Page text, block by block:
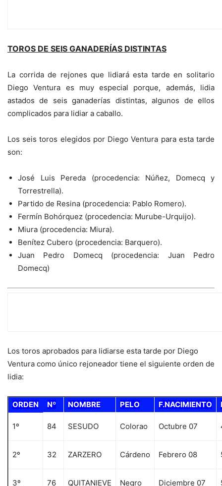
TOROS DE SEIS GANADERÍAS DISTINTAS
La corrida de rejones que lidiará esta tarde en solitario
Diego Ventura es muy especial porque, además, lidia
astados de seis ganaderías distintas, algunos de ellos
complicados para lidiar a caballo.
Los seis toros elegidos por Diego Ventura para esta tarde
son:
José Luis Pereda (procedencia: Núñez, Domecq y
Torrestrella).
Partido de Resina (procedencia: Pablo Romero).
Fermín Bohórquez (procedencia: Murube-Urquijo).
Miura (procedencia: Miura).
Benítez Cubero (procedencia: Barquero).
Juan Pedro Domecq (procedencia: Juan Pedro
Domecq)
Los toros aprobados para lidiarse esta tarde por Diego
Ventura como único rejoneador tiene el siguiente orden de
lidia:
ORDEN Nº NOMBRE PELO F.NACIMIENTO
1º 84 SESUDO Colorao Octubre 07
2º 32 ZARZERO Cárdeno Febrero 08
3º 76 QUITANIEVE Negro Diciembre 07